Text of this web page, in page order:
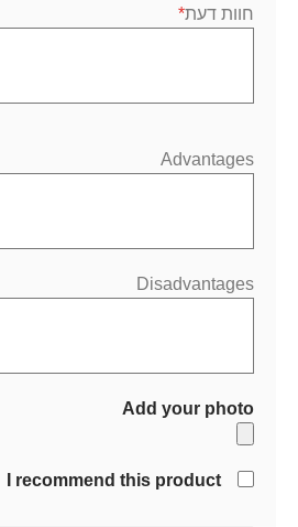
חוות דעת
Advantages
Disadvantages
Add your photo
I recommend this product